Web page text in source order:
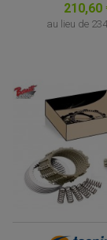
210,60
au lieu de